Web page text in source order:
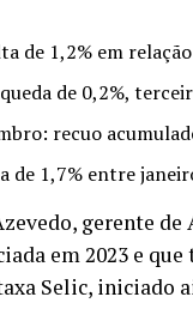
de 1,2% em
de 0,2%,
recuo
de 1,7% entre
gerente
em 2023 e que
Selic, iniciado